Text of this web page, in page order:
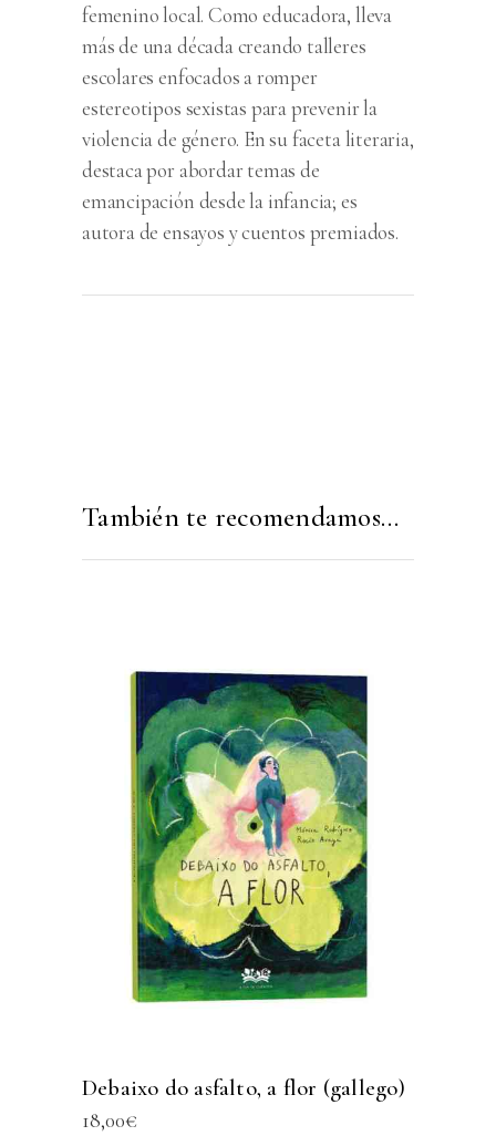
femenino local. Como educadora, lleva
más de una década creando talleres
escolares enfocados a romper
estereotipos sexistas para prevenir la
violencia de género. En su faceta literaria,
destaca por abordar temas de
emancipación desde la infancia; es
autora de ensayos y cuentos premiados.
También te recomendamos…
Debaixo do asfalto, a flor (gallego)
18,00€